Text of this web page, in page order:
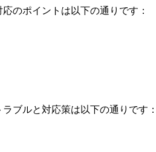
のポイントは以下の通りです：
ブルと対応策は以下の通りです：